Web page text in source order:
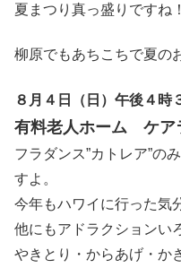
夏まつり真っ盛りですね！
柳原でもあちこちで夏の
８月４日（日）午後４時
有料老人ホーム ケア
フラダンス”カトレア”の
すよ。
今年もハワイに行った気
他にもアドラクションい
やきとり・からあげ・